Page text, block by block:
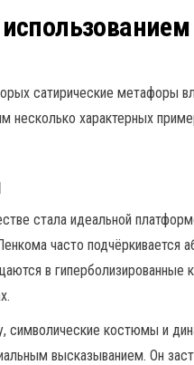
сатирические метафоры
характерных
стала идеальной
часто подчёркивается
в гиперболизированные
символические костюмы и
высказыванием. Он